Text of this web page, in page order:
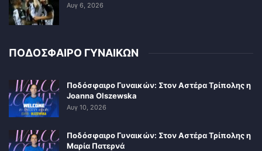
Αυγ 6, 2026
ΠΟΔΟΣΦΑΙΡΟ ΓΥΝΑΙΚΩΝ
Ποδόσφαιρο Γυναικών: Στον Αστέρα Τρίπολης η
Joanna Olszewska
Αυγ 10, 2026
Ποδόσφαιρο Γυναικών: Στον Αστέρα Τρίπολης η
Μαρία Πατερνά